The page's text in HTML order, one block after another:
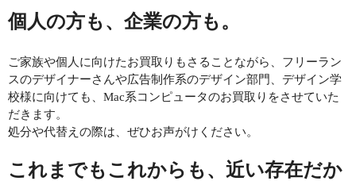
個人の方も、企業の方も。
ご家族や個人に向けたお買取りもさることながら、フリーラン
スのデザイナーさんや広告制作系のデザイン部門、デザイン学
校様に向けても、 Mac系コンピュータのお買取りをさせていた
だきます。
処分や代替えの際は、ぜひお声がけください。
これまでもこれからも、近い存在だか